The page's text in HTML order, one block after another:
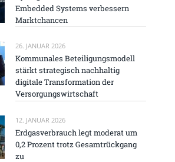
Embedded Systems verbessern
Marktchancen
26. JANUAR 2026
Kommunales Beteiligungsmodell
stärkt strategisch nachhaltig
digitale Transformation der
Versorgungswirtschaft
12. JANUAR 2026
Erdgasverbrauch legt moderat um
0,2 Prozent trotz Gesamtrückgang
zu